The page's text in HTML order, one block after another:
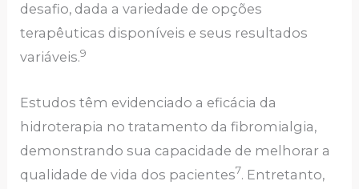
desafio, dada a variedade de opções
terapêuticas disponíveis e seus resultados
variáveis.9
Estudos têm evidenciado a eficácia da
hidroterapia no tratamento da fibromialgia,
demonstrando sua capacidade de melhorar a
qualidade de vida dos pacientes7. Entretanto,